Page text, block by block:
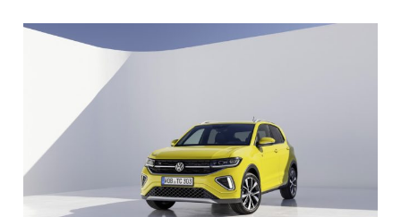
Volkswagen
představil
People.
modely
spalovací